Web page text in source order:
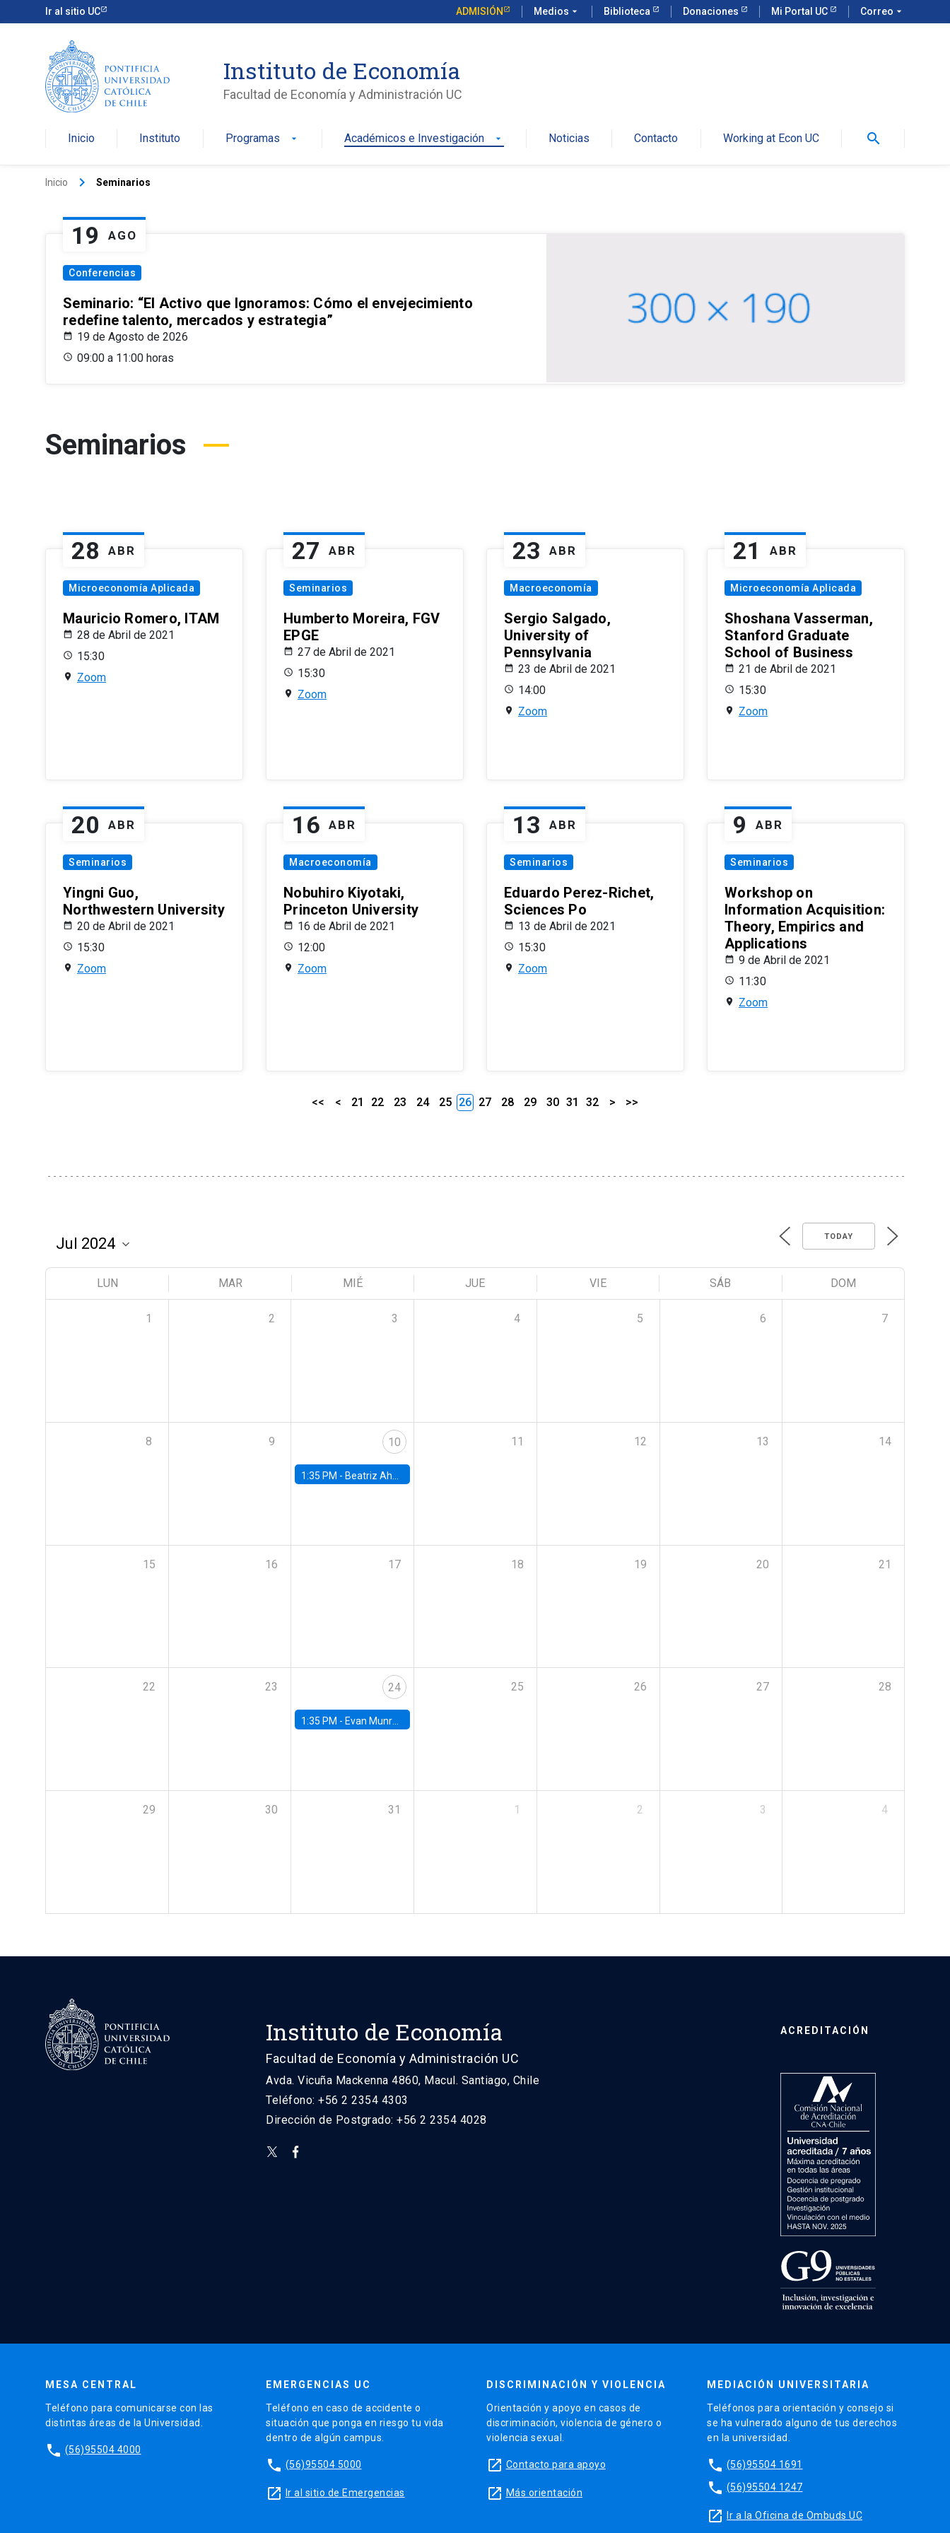
Ir al sitio UC ADMISIÓN Medios arrow_drop_down Biblioteca Donaciones Mi Portal UC Correo arrow_drop_down
Instituto de Economía
Facultad de Economía y Administración UC
Inicio Instituto Programas arrow_drop_down Académicos e Investigación arrow_drop_down Noticias Contacto Working at Econ UC search
Inicio keyboard_arrow_right Seminarios
19 AGO
Conferencias
Seminario: “El Activo que Ignoramos: Cómo el envejecimiento
redefine talento, mercados y estrategia”
19 de Agosto de 2026
09:00 a 11:00 horas
Seminarios
28 ABR
Microeconomía Aplicada
Mauricio Romero, ITAM
28 de Abril de 2021
15:30
Zoom
27 ABR
Seminarios
Humberto Moreira, FGV
EPGE
27 de Abril de 2021
15:30
Zoom
23 ABR
Macroeconomía
Sergio Salgado,
University of
Pennsylvania
23 de Abril de 2021
14:00
Zoom
21 ABR
Microeconomía Aplicada
Shoshana Vasserman,
Stanford Graduate
School of Business
21 de Abril de 2021
15:30
Zoom
20 ABR
Seminarios
Yingni Guo,
Northwestern University
20 de Abril de 2021
15:30
Zoom
16 ABR
Macroeconomía
Nobuhiro Kiyotaki,
Princeton University
16 de Abril de 2021
12:00
Zoom
13 ABR
Seminarios
Eduardo Perez-Richet,
Sciences Po
13 de Abril de 2021
15:30
Zoom
9 ABR
Seminarios
Workshop on
Information Acquisition:
Theory, Empirics and
Applications
9 de Abril de 2021
11:30
Zoom
<< < 21 22 23 24 25 26 27 28 29 30 31 32 > >>
TODAY
LUN MAR MIÉ JUE VIE SÁB DOM
1 2 3 4 5 6 7
8 9 10
1:35 PM - Beatriz Ahumada, PhD candidate, Universidad de Pittsburgh
11 12 13 14
15 16 17 18 19 20 21
22 23 24
1:35 PM - Evan Munro, Neyman Visiting Assistant Professor in the Department of Statistics at UC Berkeley
25 26 27 28
29 30 31 1 2 3 4
Instituto de Economía
Facultad de Economía y Administración UC
Avda. Vicuña Mackenna 4860, Macul. Santiago, Chile
Teléfono: +56 2 2354 4303
Dirección de Postgrado: +56 2 2354 4028
ACREDITACIÓN
MESA CENTRAL
Teléfono para comunicarse con las
distintas áreas de la Universidad.
phone (56)95504 4000
EMERGENCIAS UC
Teléfono en caso de accidente o
situación que ponga en riesgo tu vida
dentro de algún campus.
phone (56)95504 5000
launch Ir al sitio de Emergencias
DISCRIMINACIÓN Y VIOLENCIA
Orientación y apoyo en casos de
discriminación, violencia de género o
violencia sexual.
launch Contacto para apoyo
launch Más orientación
MEDIACIÓN UNIVERSITARIA
Teléfonos para orientación y consejo si
se ha vulnerado alguno de tus derechos
en la universidad.
phone (56)95504 1691
phone (56)95504 1247
launch Ir a la Oficina de Ombuds UC